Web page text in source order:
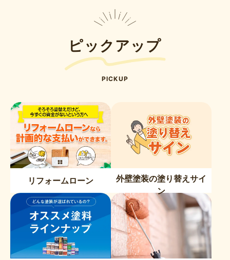
ピックアップ
PICKUP
リフォームローン
外壁塗装の塗り替えサイ
ン